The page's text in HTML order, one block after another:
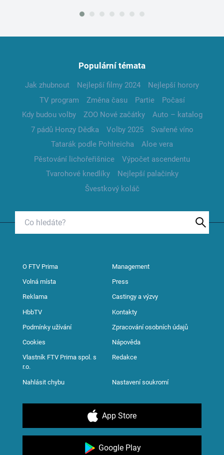
Populární témata
Jak zhubnout Nejlepší filmy 2024
Nejlepší horory
TV program
Změna času Partie
Počasí
Kdy budou volby
ZOO Nové začátky
Auto – katalog
7 pádů Honzy Dědka
Volby 2025
Svařené víno
Tatarák podle Pohlreicha
Aloe vera
Pěstování lichořeřišnice
Výpočet ascendentu
Tvarohové knedlíky
Nejlepší palačinky
Švestkový koláč
O FTV Prima Management
Volná místa Press
Reklama Castingy a výzvy
HbbTV Kontakty
Podmínky užívání Zpracování osobních údajů
Cookies Nápověda
Vlastník FTV Prima spol. s
r.o.
Redakce
Nahlásit chybu Nastavení soukromí
App Store
Google Play